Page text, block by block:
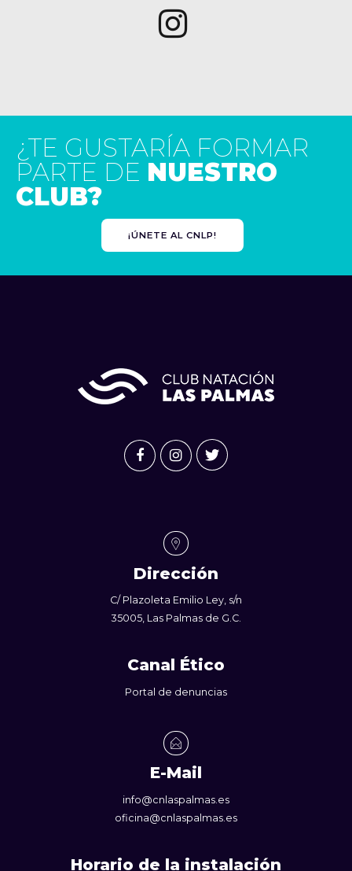
¿TE GUSTARÍA FORMAR
PARTE DE NUESTRO
CLUB?
¡ÚNETE AL CNLP!
Dirección
C/ Plazoleta Emilio Ley, s/n
35005, Las Palmas de G.C.
Canal Ético
Portal de denuncias
E-Mail
info@cnlaspalmas.es
oficina@cnlaspalmas.es
Horario de la instalación